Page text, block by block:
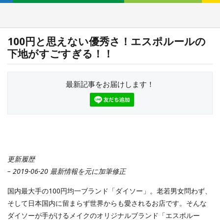
100円と思えない優秀さ！エスポルールの
下地がすごすぎる！！
最新記事をお届けします！
更新履歴
– 2019-06-20 最新情報を元に加筆修正
国内最大手の100円均一ブランド「ダイソー」。老若男女問わず、
そして日本国内に留まらず世界からも愛されるお店です。そんな
ダイソーが手がけるメイクのオリジナルブランド「エスポルー